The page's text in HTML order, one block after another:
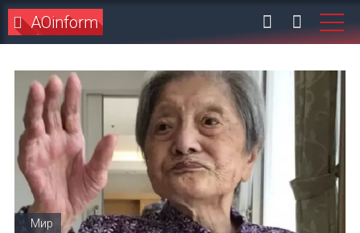
AOinform
Мир